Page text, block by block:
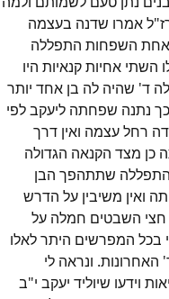
אמרו שדנה בעצמה
השפחות התפללה
אחיות קנאיות היו
ד' שהיה לה בן אחד יותר
נתנה שפחתה ליעקב לפי
רחל עצמה ואין דרך
כן מצד הקנאה הגדולה
שתתהפך הבן
ואין משיבין על הדרש
חצי השבטים חמלה על
בכל המפרשים היתר לאלו
ונראה לי
וידעו שיוליד יעקב י"ב